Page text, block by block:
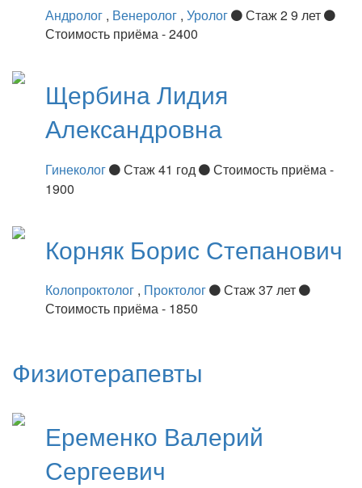
Андролог , Венеролог , Уролог
Стаж 2 9 лет
Стоимость приёма - 2400
ЩербинаЛидия
Александровна
Гинеколог Стаж 41 год
Стоимость приёма -
1900
Корняк Борис Степанович
Колопроктолог , Проктолог
Стаж 37 лет
Стоимость приёма - 1850
Физиотерапевты
Еременко Валерий
Сергеевич